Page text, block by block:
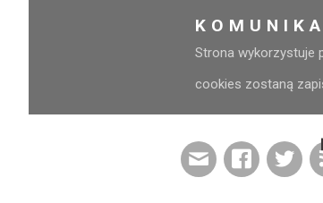
Strona wykorzystuje
cookies zostaną